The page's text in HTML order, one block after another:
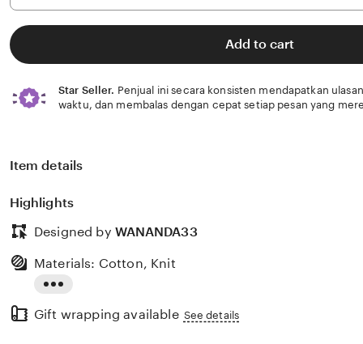
Add to cart
Star Seller. Penjual ini secara konsisten mendapatkan
waktu, dan membalas dengan cepat setiap pesan yang
Item details
Highlights
Designed by WANANDA33
the
Materials: Cotton, Knit
Gift wrapping available See details